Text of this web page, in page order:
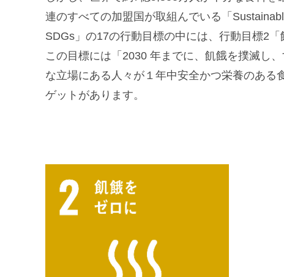
連のすべての加盟国が取組んでいる「
SDGs」の17の行動目標の中には、行動目標2「
この目標には「2030 年までに、飢餓を撲滅し
な立場にある人々が１年中安全かつ栄養のあ
ゲットがあります。